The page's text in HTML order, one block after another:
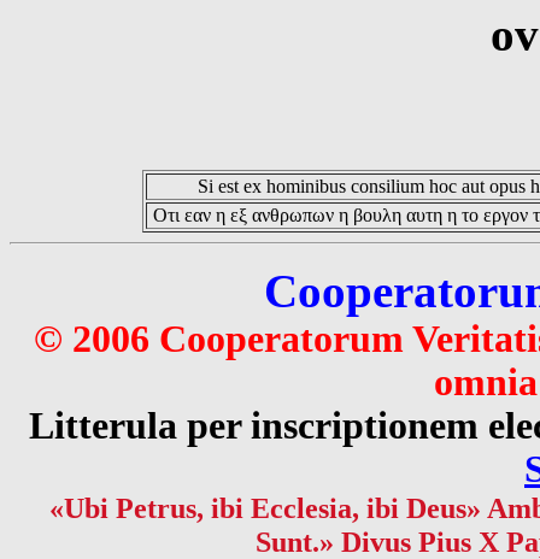
Si est ex hominibus consilium hoc aut opus
Οτι εαν η εξ ανθρωπων η βουλη αυτη η το εργον
© 2006 Cooperatorum
Litterula per inscriptionem
«Ubi Petrus, ibi Ecclesia, ibi Deus»
Sunt.» Divus Pius X